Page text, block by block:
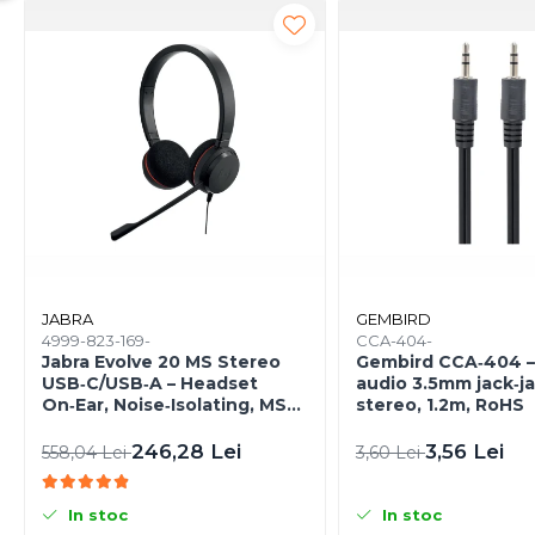
Căști Gaming & Consumer
Microfoane & Reportofoane
Display & signage
Ecrane Digital Signage
Ecrane Touchscreen Digital
Proiectoare Consumer
Componente
Plăci de baza
Plăci de Bază Intel
Plăci video
Plăci Video Gaming & Consumer
JABRA
4999-823-169-
Jabra Evolve 20 MS Stereo
USB‑C/USB‑A – Headset
On‑Ear, Noise‑Isolating, MS
558,04 Lei246,28 Lei
In stoc
GEMBIRD
CCA-404-
Gembird CCA‑404
audio 3.5mm
stereo, 1.2m, RoHS
3,60 Lei3,56 Lei
In stoc